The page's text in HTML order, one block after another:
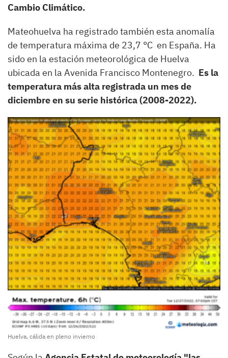
Cambio Climático.
Mateohuelva ha registrado también esta anomalía
de temperatura máxima de 23,7 °C en España. Ha
sido en la estación meteorológica de Huelva
ubicada en la Avenida Francisco Montenegro. Es la
temperatura más alta registrada un mes de
diciembre en su serie histórica (2008-2022).
Huelva, cálida en pleno invierno